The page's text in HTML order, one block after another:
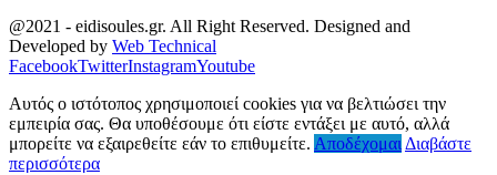
@2021 - eidisoules.gr. All Right Reserved. Designed and
Developed by Web Technical
FacebookTwitterInstagramYoutube
Αυτός ο ιστότοπος χρησιμοποιεί cookies για να βελτιώσει την
εμπειρία σας. Θα υποθέσουμε ότι είστε εντάξει με αυτό, αλλά
μπορείτε να εξαιρεθείτε εάν το επιθυμείτε. Αποδέχομαι Διαβάστε
περισσότερα